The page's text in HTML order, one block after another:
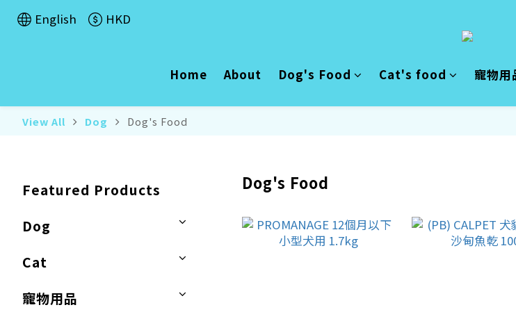
English HKD
Home About Dog's Food Cat's food 寵物用
View All Dog Dog's Food
Featured Products
Dog
Cat
寵物用品
Dog's Food